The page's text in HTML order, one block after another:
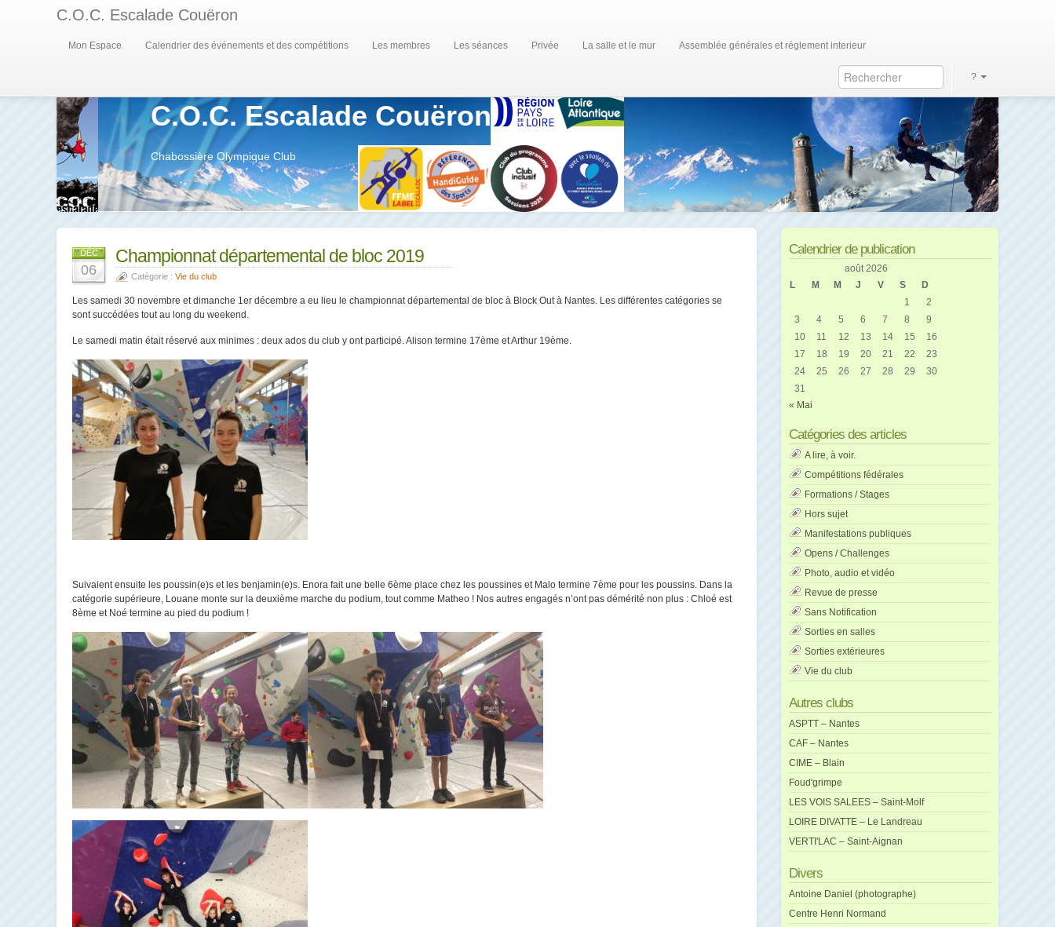
C.O.C. Escalade Couëron
Mon Espace Calendrier des événements et des compétitions Les membres Les séances Privée La salle et le mur Assemblée générales et réglement interieur
?
C.O.C. Escalade Couëron
Chabossière Olympique Club
DÉC
06
Championnat départemental de bloc 2019
Catégorie : Vie du club
Les samedi 30 novembre et dimanche 1er décembre a eu lieu le championnat départemental de bloc à Block Out à Nantes. Les différentes catégories se
sont succédées tout au long du weekend.
Le samedi matin était réservé aux minimes : deux ados du club y ont participé. Alison termine 17ème et Arthur 19ème.
Suivaient ensuite les poussin(e)s et les benjamin(e)s. Enora fait une belle 6ème place chez les poussines et Malo termine 7ème pour les poussins. Dans la
catégorie supérieure, Louane monte sur la deuxième marche du podium, tout comme Matheo ! Nos autres engagés n’ont pas démérité non plus : Chloé est
8ème et Noé termine au pied du podium !
Calendrier de publication
août 2026
L
M M J V S
D
1
2
3
4 5 6 7 8
9
10
11 12 13 14 15
16
17
18 19 20 21 22
23
24
25 26 27 28 29
30
31
« Mai
Catégories des articles
A lire, à voir.
Compétitions fédérales
Formations / Stages
Hors sujet
Manifestations publiques
Opens / Challenges
Photo, audio et vidéo
Revue de presse
Sans Notification
Sorties en salles
Sorties extérieures
Vie du club
Autres clubs
ASPTT – Nantes
CAF – Nantes
CIME – Blain
Foud'grimpe
LES VOIS SALEES – Saint-Molf
LOIRE DIVATTE – Le Landreau
VERTI'LAC – Saint-Aignan
Divers
Antoine Daniel (photographe)
Centre Henri Normand